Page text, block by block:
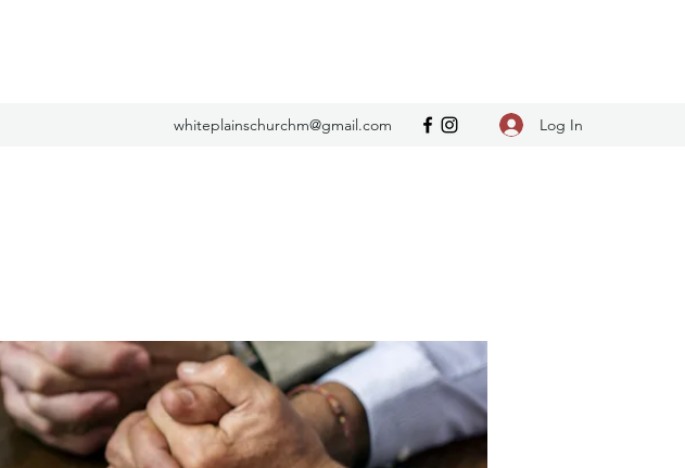
whiteplainschurchm@gmail.com Log In